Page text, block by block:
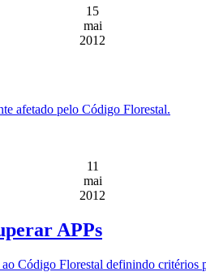
15
mai
2012
afetado pelo Código Florestal.
11
mai
2012
APPs
Código Florestal definindo critérios